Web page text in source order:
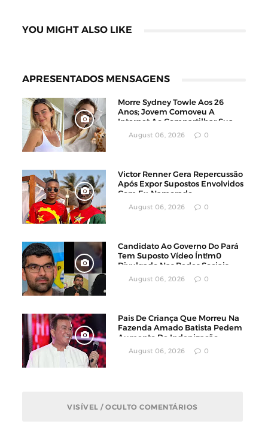
YOU MIGHT ALSO LIKE
APRESENTADOS MENSAGENS
Morre Sydney Towle Aos 26
Anos; Jovem Comoveu A
Internet Ao Compartilhar Sua
Luta Contra O Câncer
August 06, 2026 0
Victor Renner Gera Repercussão
Após Expor Supostos Envolvidos
Com Ex-Namorado
August 06, 2026 0
Candidato Ao Governo Do Pará
Tem Suposto Vídeo Ínt!m0
Divulgado Nas Redes Sociais
August 06, 2026 0
Pais De Criança Que Morreu Na
Fazenda Amado Batista Pedem
Aumento De Indenização
August 06, 2026 0
VISÍVEL / OCULTO COMENTÁRIOS